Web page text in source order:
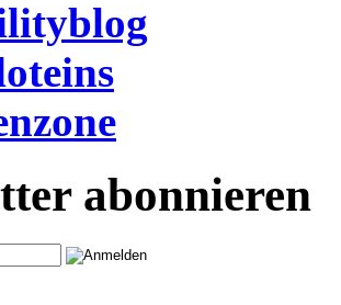
abonnieren